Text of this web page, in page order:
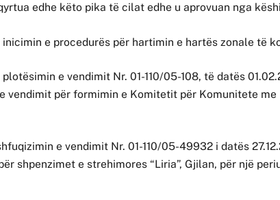
edhe këto pika të cilat edhe u aprovuan nga
inicimin e procedurës për hartimin e hartës zonale të
e vendimit Nr. 01-110/05-108, të datës
vendimit për formimin e Komitetit për Komunitete me
e vendimit Nr. 01-110/05-49932 i datës
shpenzimet e strehimores “Liria”, Gjilan, për një